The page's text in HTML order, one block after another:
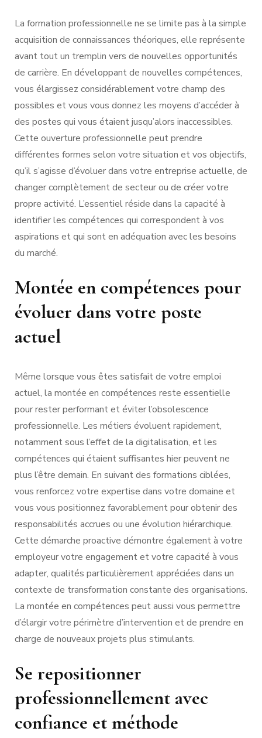
La formation professionnelle ne se limite pas à la simple
acquisition de connaissances théoriques, elle représente
avant tout un tremplin vers de nouvelles opportunités
de carrière. En développant de nouvelles compétences,
vous élargissez considérablement votre champ des
possibles et vous vous donnez les moyens d’accéder à
des postes qui vous étaient jusqu’alors inaccessibles.
Cette ouverture professionnelle peut prendre
différentes formes selon votre situation et vos objectifs,
qu’il s’agisse d’évoluer dans votre entreprise actuelle, de
changer complètement de secteur ou de créer votre
propre activité. L’essentiel réside dans la capacité à
identifier les compétences qui correspondent à vos
aspirations et qui sont en adéquation avec les besoins
du marché.
Montée en compétences pour
évoluer dans votre poste
actuel
Même lorsque vous êtes satisfait de votre emploi
actuel, la montée en compétences reste essentielle
pour rester performant et éviter l’obsolescence
professionnelle. Les métiers évoluent rapidement,
notamment sous l’effet de la digitalisation, et les
compétences qui étaient suffisantes hier peuvent ne
plus l’être demain. En suivant des formations ciblées,
vous renforcez votre expertise dans votre domaine et
vous vous positionnez favorablement pour obtenir des
responsabilités accrues ou une évolution hiérarchique.
Cette démarche proactive démontre également à votre
employeur votre engagement et votre capacité à vous
adapter, qualités particulièrement appréciées dans un
contexte de transformation constante des organisations.
La montée en compétences peut aussi vous permettre
d’élargir votre périmètre d’intervention et de prendre en
charge de nouveaux projets plus stimulants.
Se repositionner
professionnellement avec
confiance et méthode